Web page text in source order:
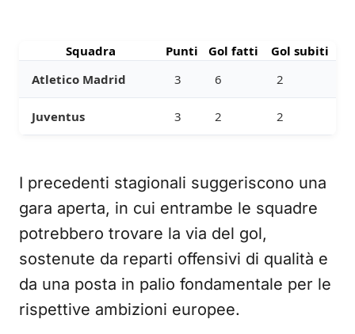
Squadra Punti Gol fatti
Gol subiti
Atletico Madrid
3 6 2
Juventus 3 2 2
I precedenti stagionali suggeriscono una
gara aperta, in cui entrambe le squadre
potrebbero trovare la via del gol,
sostenute da reparti offensivi di qualità e
da una posta in palio fondamentale per le
rispettive ambizioni europee.